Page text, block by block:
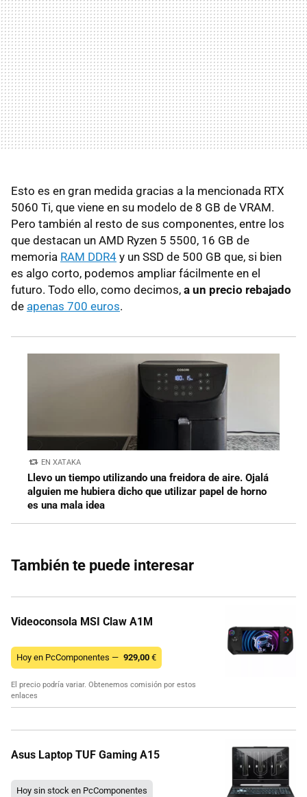
Esto es en gran medida gracias a la mencionada RTX
5060 Ti, que viene en su modelo de 8 GB de VRAM.
Pero también al resto de sus componentes, entre los
que destacan un AMD Ryzen 5 5500, 16 GB de
memoria RAM DDR4 y un SSD de 500 GB que, si bien
es algo corto, podemos ampliar fácilmente en el
futuro. Todo ello, como decimos, a un precio rebajado
de apenas 700 euros.
EN XATAKA
Llevo un tiempo utilizando una freidora de aire. Ojalá
alguien me hubiera dicho que utilizar papel de horno
es una mala idea
También te puede interesar
Videoconsola MSI Claw A1M
Hoy en PcComponentes — 929,00 €
El precio podría variar. Obtenemos comisión por estos
enlaces
Asus Laptop TUF Gaming A15
Hoy sin stock en PcComponentes